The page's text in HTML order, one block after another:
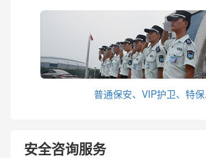
普通保安、VIP护卫、特
安全咨询服务